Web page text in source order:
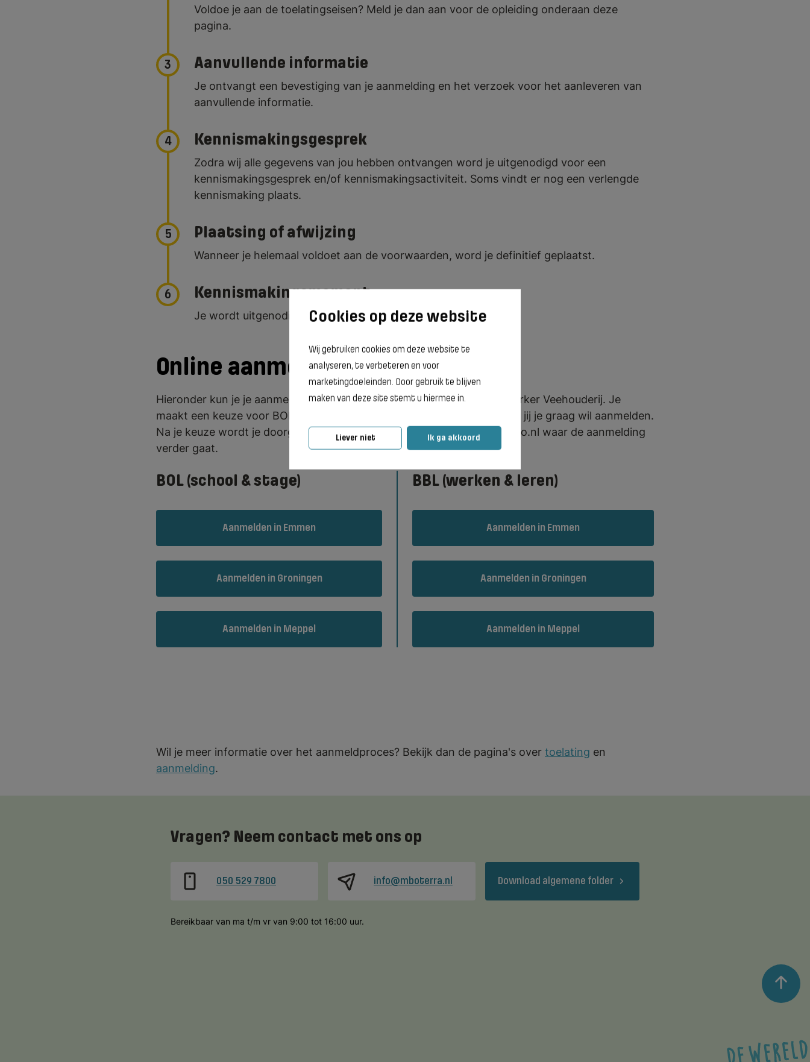
Wij gebruiken cookies om deze website te
analyseren, te verbeteren en voor
marketingdoeleinden. Door gebruik te blijven
maken van deze site stemt u hiermee in.
Liever niet Ik ga akkoord
Voldoe je aan de toelatingseisen? Meld je dan aan voor de opleiding onderaan deze
pagina.
3 Aanvullende informatie
Je ontvangt een bevestiging van je aanmelding en het verzoek voor het aanleveren van
aanvullende informatie.
4 Kennismakingsgesprek
Zodra wij alle gegevens van jou hebben ontvangen word je uitgenodigd voor een
kennismakingsgesprek en/of kennismakingsactiviteit. Soms vindt er nog een verlengde
kennismaking plaats.
5 Plaatsing of afwijzing
Wanneer je helemaal voldoet aan de voorwaarden, word je definitief geplaatst.
6 Kennismakingsmoment
Je wordt uitgenodigd voor een kennismakingsmoment.
Online aanmelden
Hieronder kun je je aanmelden voor de opleiding Vakbekwaam medewerker Veehouderij. Je
maakt een keuze voor BOL of BBL en de vestiging van Terra MBO waar jij je graag wil aanmelden.
Na je keuze wordt je doorgestuurd naar de website www.inschrijvenmbo.nl waar de aanmelding
verder gaat.
BOL (school & stage)
Aanmelden in Emmen
Aanmelden in Groningen
Aanmelden in Meppel
BBL (werken & leren)
Aanmelden in Emmen
Aanmelden in Groningen
Aanmelden in Meppel
Wil je meer informatie over het aanmeldproces? Bekijk dan de pagina's over toelating en
aanmelding.
Vragen? Neem contact met ons op
050 529 7800 info@mboterra.nl Download algemene folder
Bereikbaar van ma t/m vr van 9:00 tot 16:00 uur.